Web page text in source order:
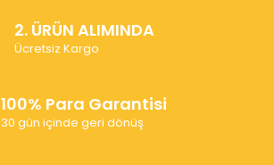
2. ÜRÜN ALIMINDA
Ücretsiz Kargo
100% Para Garantisi
30 gün içinde geri dönüş